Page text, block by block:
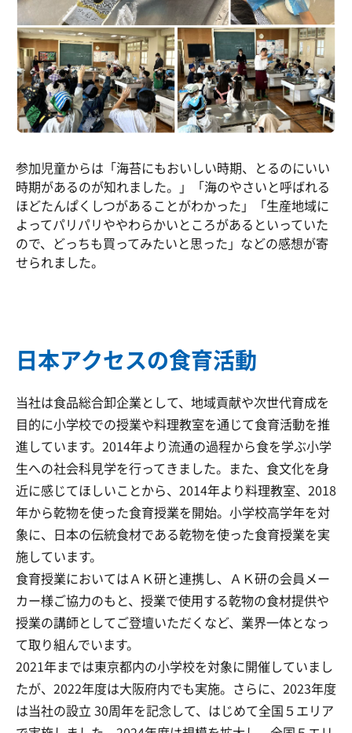
参加児童からは「海苔にもおいしい時期、とるのにいい
時期があるのが知れました。」「海のやさいと呼ばれる
ほどたんぱくしつがあることがわかった」「生産地域に
よってパリパリややわらかいところがあるといっていた
ので、どっちも買ってみたいと思った」などの感想が寄
せられました。
日本アクセスの食育活動
当社は食品総合卸企業として、地域貢献や次世代育成を
目的に小学校での授業や料理教室を通じて食育活動を推
進しています。2014年より流通の過程から食を学ぶ小学
生への社会科見学を行ってきました。また、食文化を身
近に感じてほしいことから、2014年より料理教室、2018
年から乾物を使った食育授業を開始。小学校高学年を対
象に、日本の伝統食材である乾物を使った食育授業を実
施しています。
食育授業においてはＡＫ研と連携し、ＡＫ研の会員メー
カー様ご協力のもと、授業で使用する乾物の食材提供や
授業の講師としてご登壇いただくなど、業界一体となっ
て取り組んでいます。
2021年までは東京都内の小学校を対象に開催していまし
たが、2022年度は大阪府内でも実施。さらに、2023年度
は当社の設立 30周年を記念して、はじめて全国５エリア